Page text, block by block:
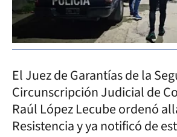
El Juez de Garantías de la
Circunscripción Judicial de
Raúl López Lecube ordenó
Resistencia y ya notificó de